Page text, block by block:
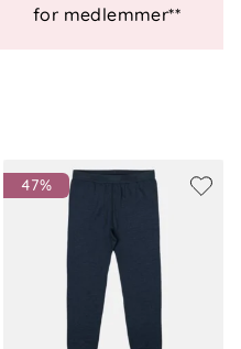
og pustende
klasse 1
bomull
for medlemmer**
47%